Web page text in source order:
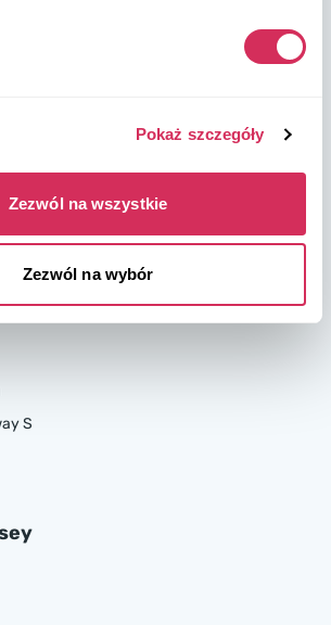
Pokaż szczegóły
Zezwól na wszystkie
Zezwól na wybór
S